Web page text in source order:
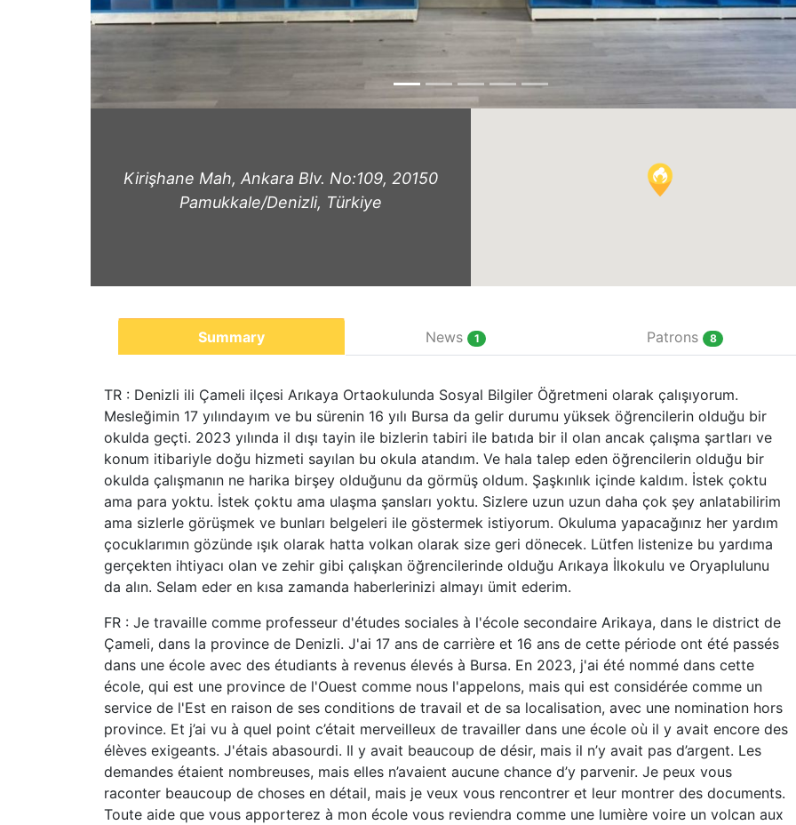
Kirişhane Mah, Ankara Blv. No:109, 20150
Pamukkale/Denizli, Türkiye
Summary News 1 Patrons 8
TR : Denizli ili Çameli ilçesi Arıkaya Ortaokulunda Sosyal Bilgiler Öğretmeni olarak çalışıyorum.
Mesleğimin 17 yılındayım ve bu sürenin 16 yılı Bursa da gelir durumu yüksek öğrencilerin olduğu bir
okulda geçti. 2023 yılında il dışı tayin ile bizlerin tabiri ile batıda bir il olan ancak çalışma şartları ve
konum itibariyle doğu hizmeti sayılan bu okula atandım. Ve hala talep eden öğrencilerin olduğu bir
okulda çalışmanın ne harika birşey olduğunu da görmüş oldum. Şaşkınlık içinde kaldım. İstek çoktu
ama para yoktu. İstek çoktu ama ulaşma şansları yoktu. Sizlere uzun uzun daha çok şey anlatabilirim
ama sizlerle görüşmek ve bunları belgeleri ile göstermek istiyorum. Okuluma yapacağınız her yardım
çocuklarımın gözünde ışık olarak hatta volkan olarak size geri dönecek. Lütfen listenize bu yardıma
gerçekten ihtiyacı olan ve zehir gibi çalışkan öğrencilerinde olduğu Arıkaya İlkokulu ve Oryaplulunu
da alın. Selam eder en kısa zamanda haberlerinizi almayı ümit ederim.
FR : Je travaille comme professeur d'études sociales à l'école secondaire Arikaya, dans le district de
Çameli, dans la province de Denizli. J'ai 17 ans de carrière et 16 ans de cette période ont été passés
dans une école avec des étudiants à revenus élevés à Bursa. En 2023, j'ai été nommé dans cette
école, qui est une province de l'Ouest comme nous l'appelons, mais qui est considérée comme un
service de l'Est en raison de ses conditions de travail et de sa localisation, avec une nomination hors
province. Et j’ai vu à quel point c’était merveilleux de travailler dans une école où il y avait encore des
élèves exigeants. J'étais abasourdi. Il y avait beaucoup de désir, mais il n’y avait pas d’argent. Les
demandes étaient nombreuses, mais elles n’avaient aucune chance d’y parvenir. Je peux vous
raconter beaucoup de choses en détail, mais je veux vous rencontrer et leur montrer des documents.
Toute aide que vous apporterez à mon école vous reviendra comme une lumière voire un volcan aux